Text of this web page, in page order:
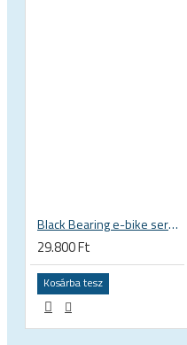
Black Bearing e-bike service kit Bosch Gen 3 full felújító készlet EM-018-BOSCH
29.800 Ft
Kosárba tesz